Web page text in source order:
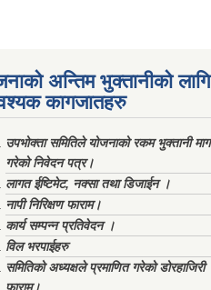
अन्तिम भुक्तानीको लागि
कागजातहरु
उपभोक्ता समितिले योजनाको रकम भुक्तानी माग
गरेको निवेदन पत्र।
लागत ईष्टिमेट, नक्सा तथा डिजाईन ।
नापी निरिक्षण फाराम।
कार्य सम्पन्न प्रतिवेदन ।
विल भरपाईहरु
समितिको अध्यक्षले प्रमाणित गरेको डोरहाजिरी